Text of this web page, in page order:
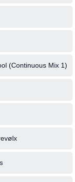
(Continuous Mix 1)